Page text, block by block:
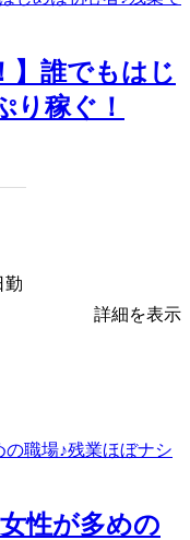
】誰でもはじ
り稼ぐ！
勤
詳細を表示
性が多めの